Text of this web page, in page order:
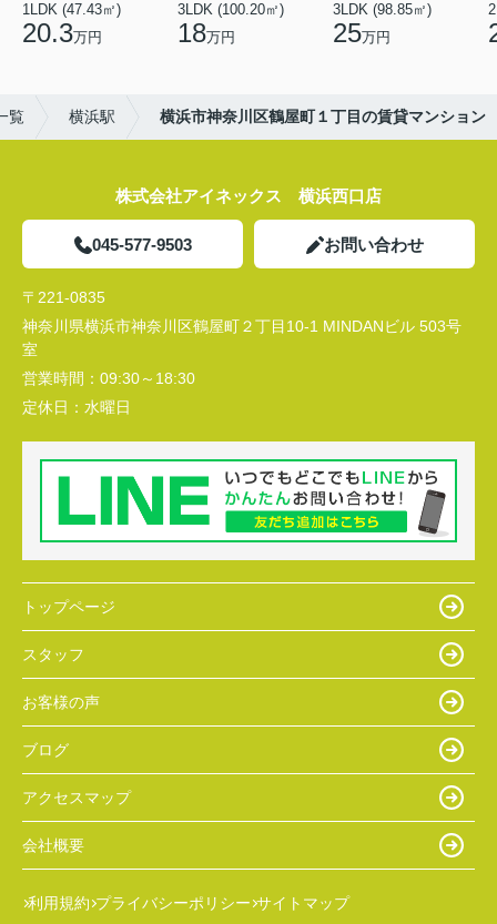
1LDK (47.43㎡)
20.3万円
3LDK (100.20㎡)
18万円
3LDK (98.85㎡)
25万円
覧 横浜駅 横浜市神奈川区鶴屋町１丁目の賃貸マンション
株式会社アイネックス 横浜西口店
045-577-9503 お問い合わせ
〒221-0835
神奈川県横浜市神奈川区鶴屋町２丁目10-1 MINDANビル 503号
室
営業時間： 09:30～18:30
定休日： 水曜日
トップページ
スタッフ
お客様の声
ブログ
アクセスマップ
会社概要
利用規約 プライバシーポリシー サイトマップ